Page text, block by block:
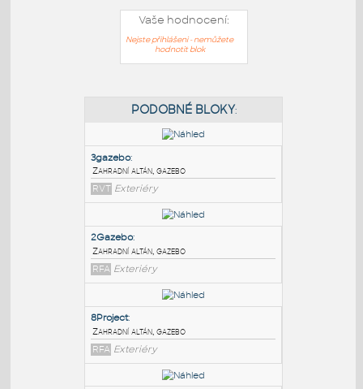
Vaše hodnocení:
Nejste přihlášeni - nemůžete
hodnotit blok
PODOBNÉ BLOKY
3gazebo:
Zahradní altán, gazebo
RVT